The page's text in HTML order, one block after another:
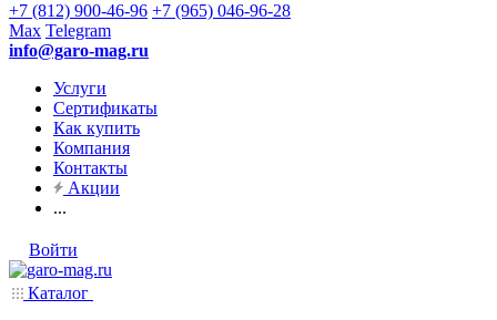
+7 (812) 900-46-96 +7 (965) 046-96-28
Max Telegram
info@garo-mag.ru
Услуги
Сертификаты
Как купить
Компания
Контакты
Акции
...
Войти
Каталог